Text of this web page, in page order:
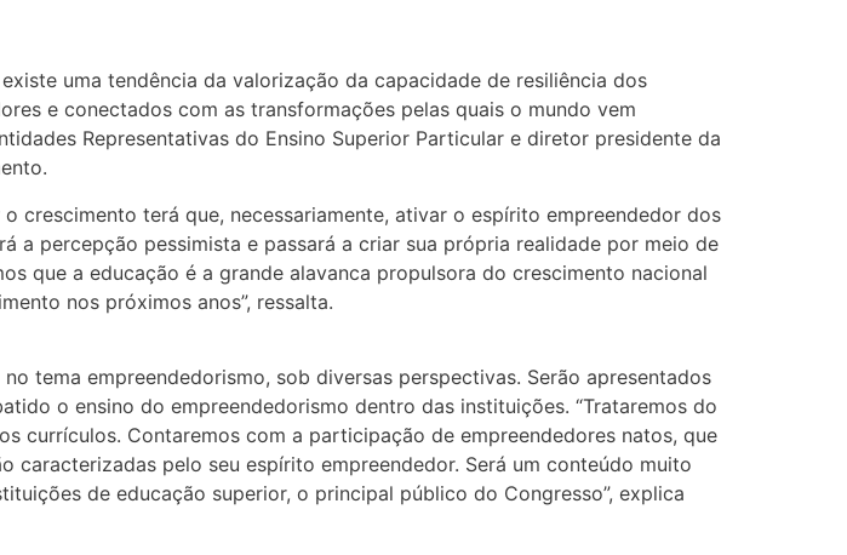
uma tendência da valorização da capacidade de resiliência dos
e conectados com as transformações pelas quais o mundo vem
Representativas do Ensino Superior Particular e diretor presidente da
crescimento terá que, necessariamente, ativar o espírito empreendedor dos
a percepção pessimista e passará a criar sua própria realidade por meio de
que a educação é a grande alavanca propulsora do crescimento nacional
nos próximos anos”, ressalta.
tema empreendedorismo, sob diversas perspectivas. Serão apresentados
o ensino do empreendedorismo dentro das instituições. “Trataremos do
currículos. Contaremos com a participação de empreendedores natos, que
pelo seu espírito empreendedor. Será um conteúdo muito
de educação superior, o principal público do Congresso”, explica